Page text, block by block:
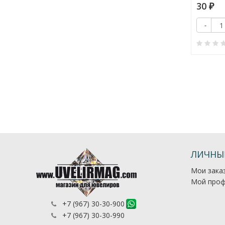
30 ₽
-
+7 (967) 30-30-900
+7 (967) 30-30-990
Мои
Мой